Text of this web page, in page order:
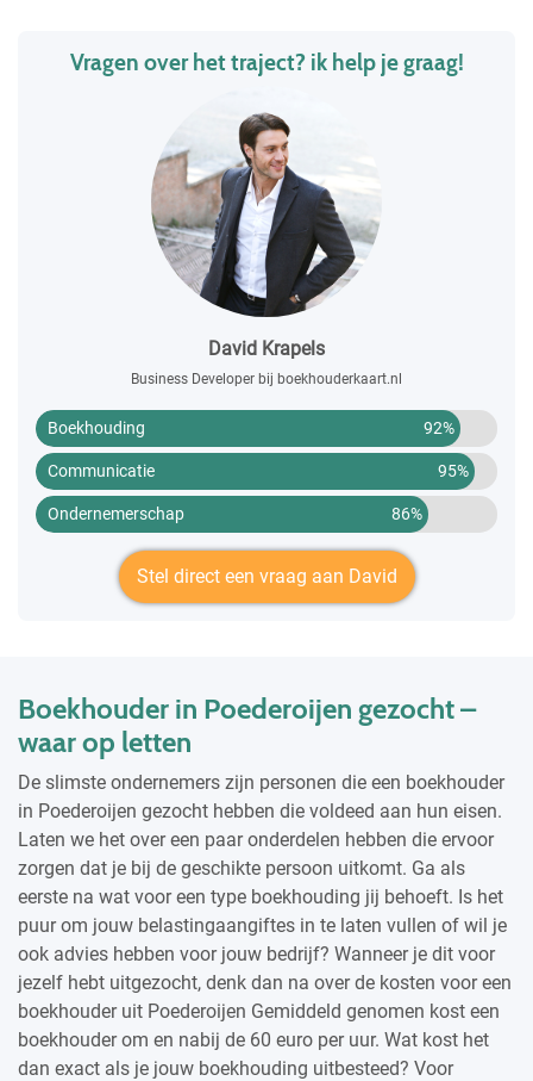
Vragen over het traject? ik help je graag!
David Krapels
Business Developer bij boekhouderkaart.nl
Boekhouding 92%
Communicatie 95%
Ondernemerschap 86%
Stel direct een vraag aan David
Boekhouder in Poederoijen gezocht –
waar op letten
De slimste ondernemers zijn personen die een boekhouder
in Poederoijen gezocht hebben die voldeed aan hun eisen.
Laten we het over een paar onderdelen hebben die ervoor
zorgen dat je bij de geschikte persoon uitkomt. Ga als
eerste na wat voor een type boekhouding jij behoeft. Is het
puur om jouw belastingaangiftes in te laten vullen of wil je
ook advies hebben voor jouw bedrijf? Wanneer je dit voor
jezelf hebt uitgezocht, denk dan na over de kosten voor een
boekhouder uit Poederoijen Gemiddeld genomen kost een
boekhouder om en nabij de 60 euro per uur. Wat kost het
dan exact als je jouw boekhouding uitbesteed? Voor